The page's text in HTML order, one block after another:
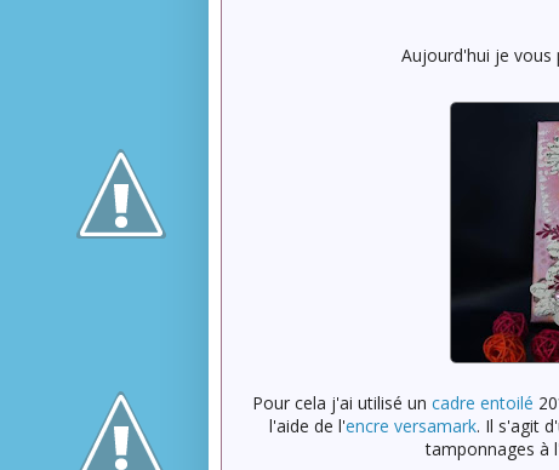
Aujourd'hui je vous
Pour cela j'ai utilisé un cadre entoilé
l'aide de l'encre versamark. Il s'agit
tamponnages à